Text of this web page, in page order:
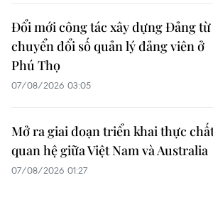
Đổi mới công tác xây dựng Đảng từ
chuyển đổi số quản lý đảng viên ở
Phú Thọ
07/08/2026 03:05
Mở ra giai đoạn triển khai thực
quan hệ giữa Việt Nam và Australia
07/08/2026 01:27